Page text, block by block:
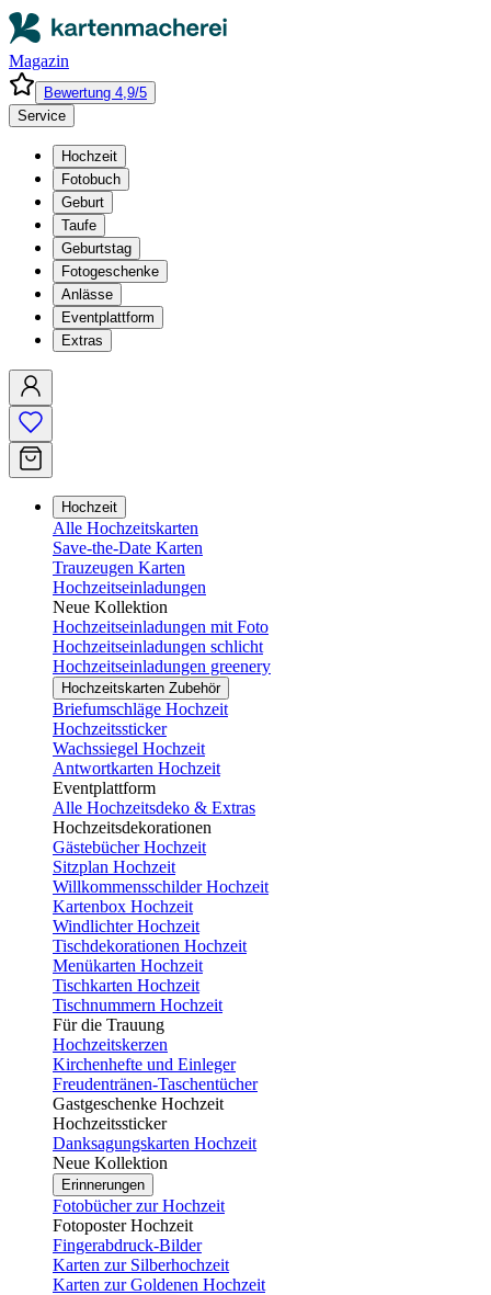
Magazin
Bewertung 4,9/5
Service
Hochzeit
Fotobuch
Geburt
Taufe
Geburtstag
Fotogeschenke
Anlässe
Eventplattform
Extras
Hochzeit
Alle Hochzeitskarten
Save-the-Date Karten
Trauzeugen Karten
Hochzeitseinladungen
Neue Kollektion
Hochzeitseinladungen mit Foto
Hochzeitseinladungen schlicht
Hochzeitseinladungen greenery
Hochzeitskarten Zubehör
Briefumschläge Hochzeit
Hochzeitssticker
Wachssiegel Hochzeit
Antwortkarten Hochzeit
Eventplattform
Alle Hochzeitsdeko & Extras
Hochzeitsdekorationen
Gästebücher Hochzeit
Sitzplan Hochzeit
Willkommensschilder Hochzeit
Kartenbox Hochzeit
Windlichter Hochzeit
Tischdekorationen Hochzeit
Menükarten Hochzeit
Tischkarten Hochzeit
Tischnummern Hochzeit
Für die Trauung
Hochzeitskerzen
Kirchenhefte und Einleger
Freudentränen-Taschentücher
Gastgeschenke Hochzeit
Hochzeitssticker
Danksagungskarten Hochzeit
Neue Kollektion
Erinnerungen
Fotobücher zur Hochzeit
Fotoposter Hochzeit
Fingerabdruck-Bilder
Karten zur Silberhochzeit
Karten zur Goldenen Hochzeit